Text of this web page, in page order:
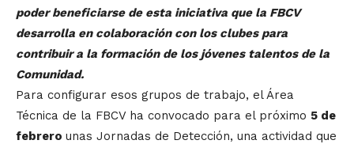
poder beneficiarse de esta iniciativa que la FBCV
desarrolla en colaboración con los clubes para
contribuir a la formación de los jóvenes talentos de la
Comunidad.
Para configurar esos grupos de trabajo, el Área
Técnica de la FBCV ha convocado para el próximo 5 de
febrero unas Jornadas de Detección, una actividad que